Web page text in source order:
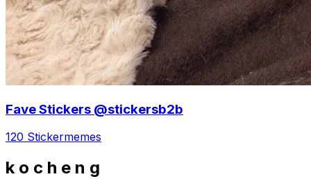
Fave Stickers @stickersb2b
120 Stickermemes
k o c h e n g